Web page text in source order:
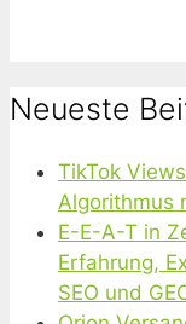
Neueste
TikTok
Algorithmus
E-E-A-T in
Erfahrung,
SEO und